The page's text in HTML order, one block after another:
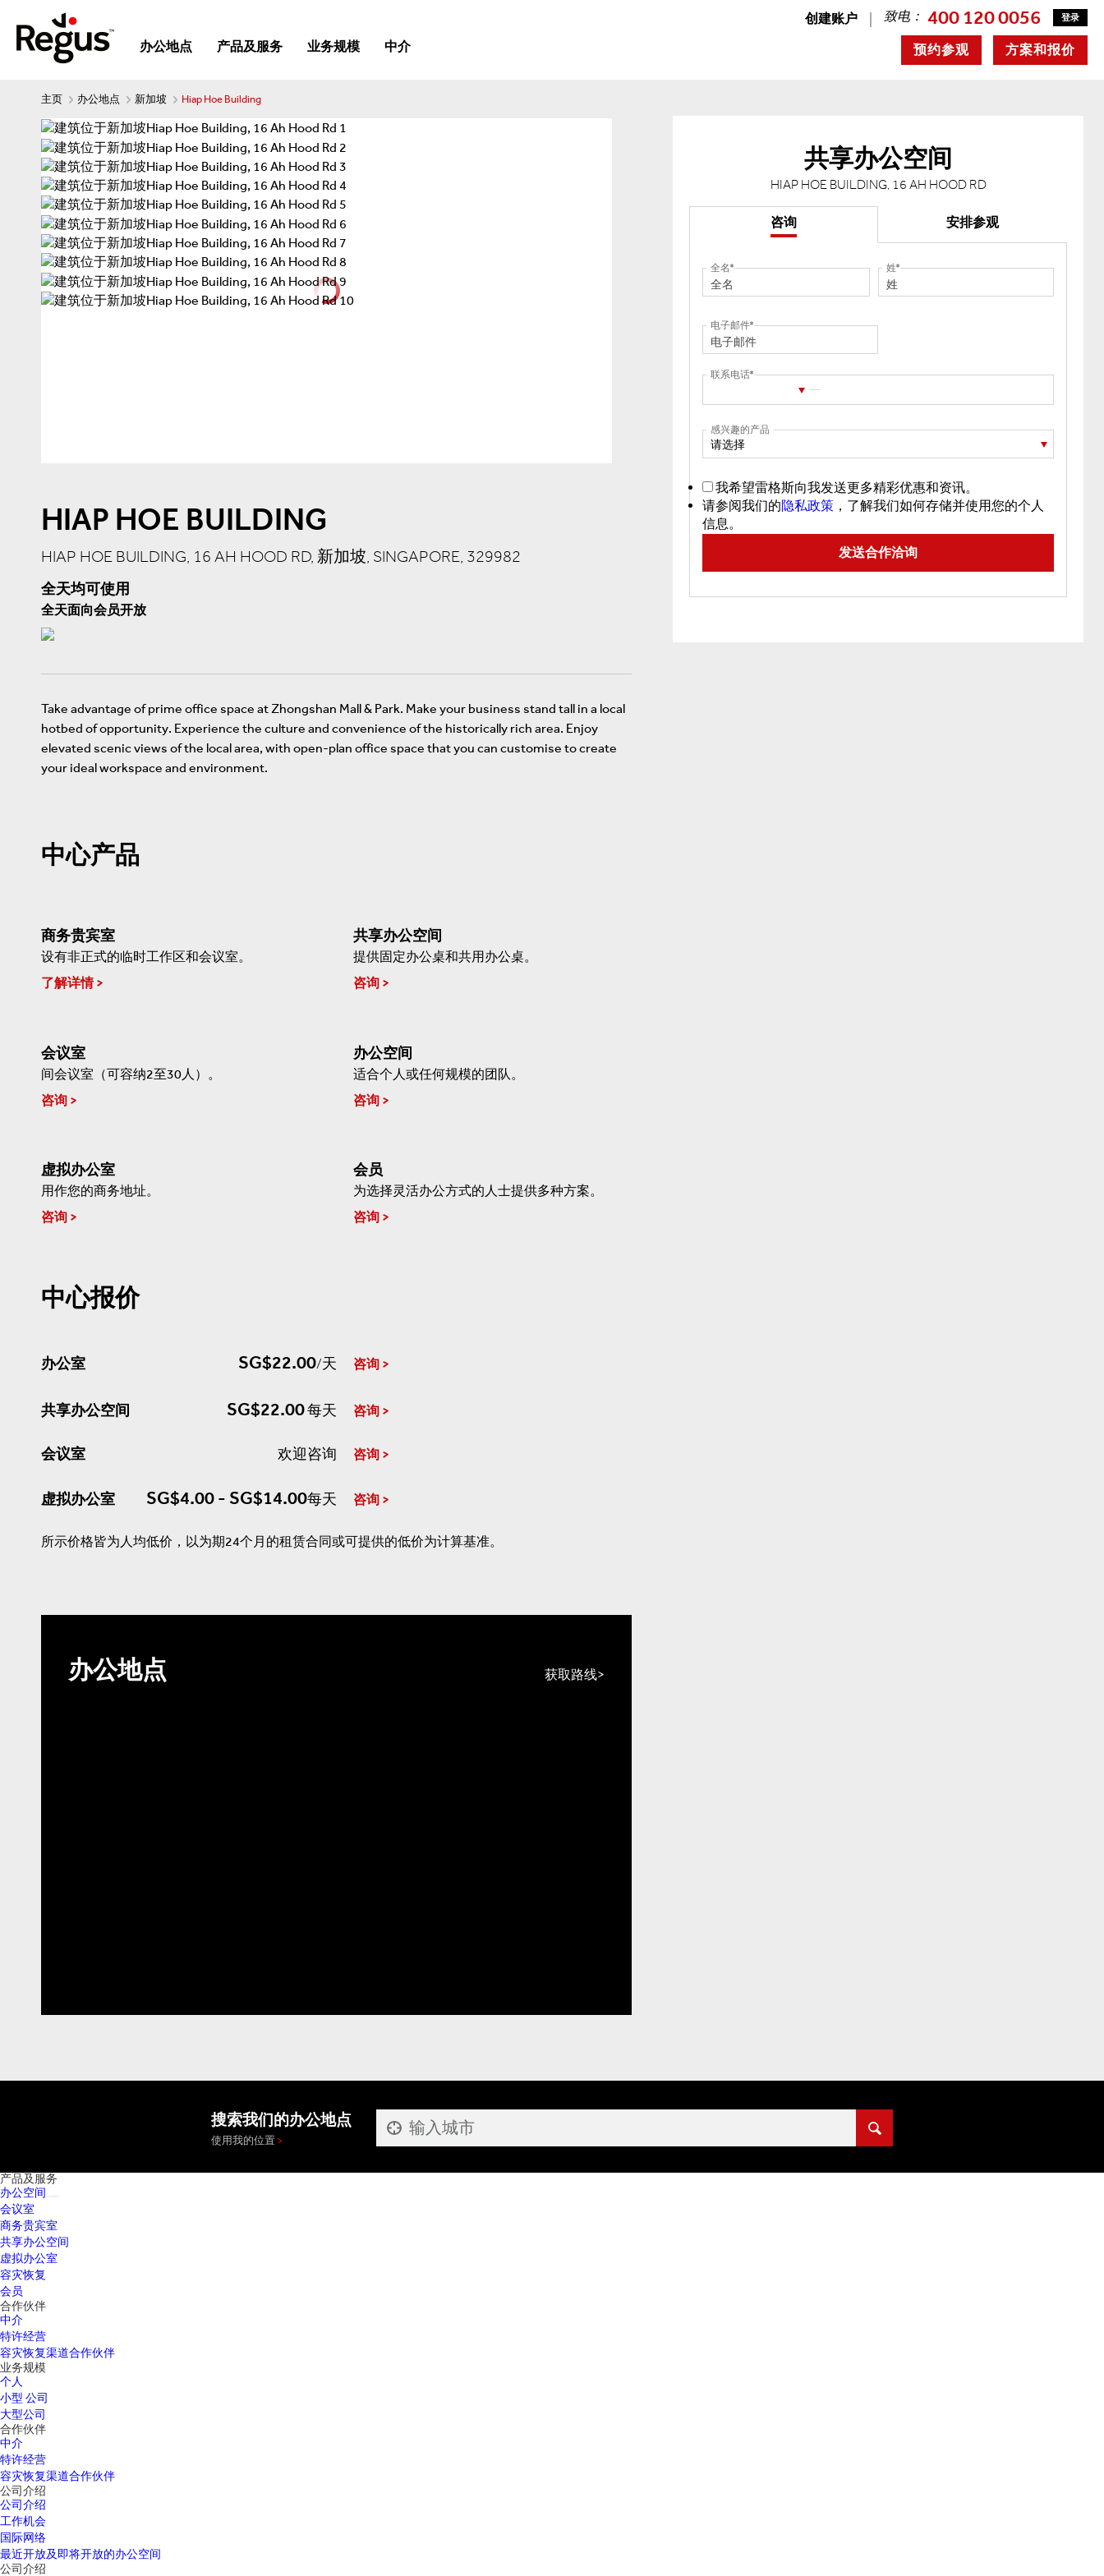
创建账户 致电： 400 120 0056 登录
方案和报价
预约参观
办公地点 产品及服务 业务规模 中介
主页 办公地点 新加坡 Hiap Hoe Building
HIAP HOE BUILDING
HIAP HOE BUILDING, 16 AH HOOD RD, 新加坡, SINGAPORE, 329982
全天均可使用
全天面向会员开放
Take advantage of prime office space at Zhongshan Mall & Park. Make your business stand tall in a local
hotbed of opportunity. Experience the culture and convenience of the historically rich area. Enjoy
elevated scenic views of the local area, with open-plan office space that you can customise to create
your ideal workspace and environment.
中心产品
商务贵宾室
设有非正式的临时工作区和会议室。
了解详情
共享办公空间
提供固定办公桌和共用办公桌。
咨询
会议室
间会议室（可容纳2至30人）。
咨询
办公空间
适合个人或任何规模的团队。
咨询
虚拟办公室
用作您的商务地址。
咨询
会员
为选择灵活办公方式的人士提供多种方案。
咨询
中心报价
办公室 SG$22.00/天 咨询
共享办公空间 SG$22.00每天 咨询
会议室 欢迎咨询 咨询
虚拟办公室 SG$4.00 - SG$14.00每天 咨询
所示价格皆为人均低价，以为期24个月的租赁合同或可提供的低价为计算基准。
办公地点 获取路线
共享办公空间
HIAP HOE BUILDING, 16 AH HOOD RD
咨询 安排参观
全名 姓
电子邮件
联系电话
感兴趣的产品
请选择
我希望雷格斯向我发送更多精彩优惠和资讯。
请参阅我们的隐私政策 ，了解我们如何存储并使用您的个人
信息。
搜索我们的办公地点
使用我的位置
产品及服务
办公空间
会议室
商务贵宾室
共享办公空间
虚拟办公室
容灾恢复
会员
合作伙伴
中介
特许经营
容灾恢复渠道合作伙伴
业务规模
个人
小型 公司
大型公司
合作伙伴
中介
特许经营
容灾恢复渠道合作伙伴
公司介绍
公司介绍
工作机会
国际网络
最近开放及即将开放的办公空间
公司介绍